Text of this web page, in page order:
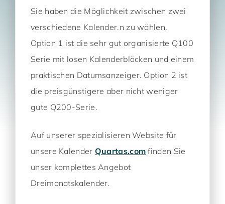
Sie haben die Möglichkeit zwischen zwei
verschiedene Kalender.n zu wählen.
Option 1 ist die sehr gut organisierte Q100
Serie mit losen Kalenderblöcken und einem
praktischen Datumsanzeiger. Option 2 ist
die preisgünstigere aber nicht weniger
gute Q200-Serie.
Auf unserer spezialisieren Website für
unsere Kalender Quartas.com finden Sie
unser komplettes Angebot
Dreimonatskalender.